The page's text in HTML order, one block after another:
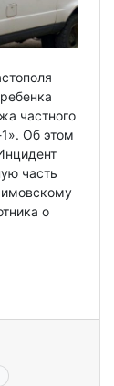
частного
Об этом
часть
о